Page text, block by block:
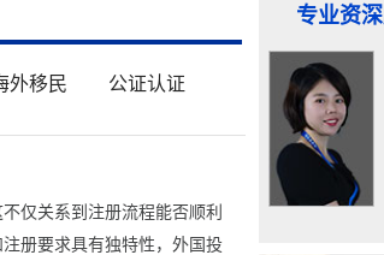
外移民 公证认证
仅关系到注册流程能否顺利
册要求具有独特性，外国投
专业资